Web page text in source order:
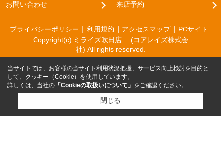
お問い合わせ 来店予約
プライバシーポリシー 利用規約 アクセスマップ
PCサイト
Copyright(c) ミライズ吹田店 (コアレイズ株式会
社) All rights reserved.
当サイトでは、お客様の当サイト利用状況把握、サービス向上検討を目的と
して、クッキー（Cookie）を使用しています。
詳しくは、当社の 「Cookieの取扱いについて」 をご確認ください。
閉じる